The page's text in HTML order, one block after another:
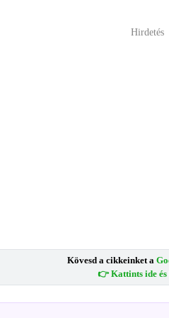
Hirdetés
Kövesd a cikkeinket a
👉 Kattints ide és